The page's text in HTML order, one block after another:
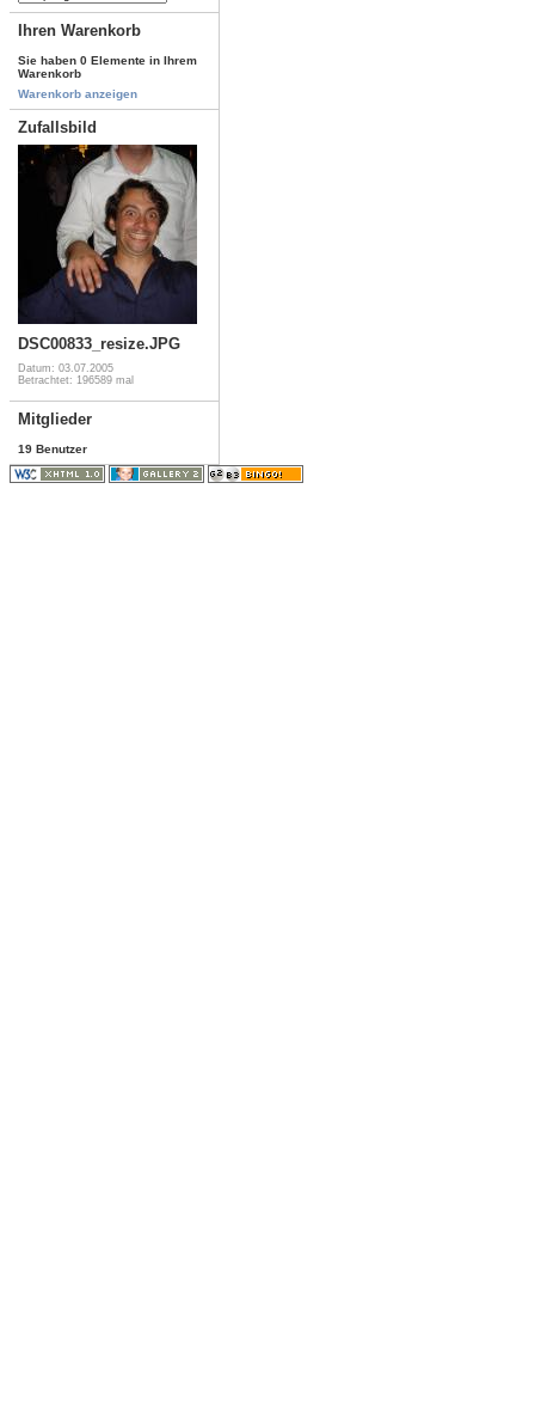
Ihren Warenkorb
Sie haben 0 Elemente in Ihrem
Warenkorb
Warenkorb anzeigen
Zufallsbild
DSC00833_resize.JPG
Datum: 03.07.2005
Betrachtet: 196589 mal
Mitglieder
19 Benutzer